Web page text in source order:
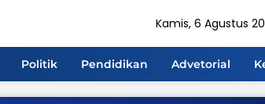
Kamis, 6 Agustus
Politik Pendidikan Advetorial